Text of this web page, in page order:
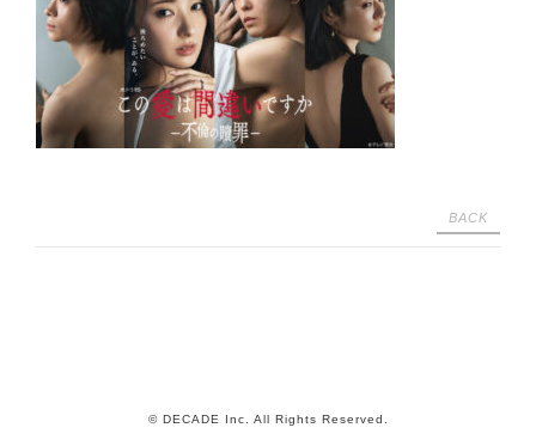
BACK
© DECADE Inc. All Rights Reserved.